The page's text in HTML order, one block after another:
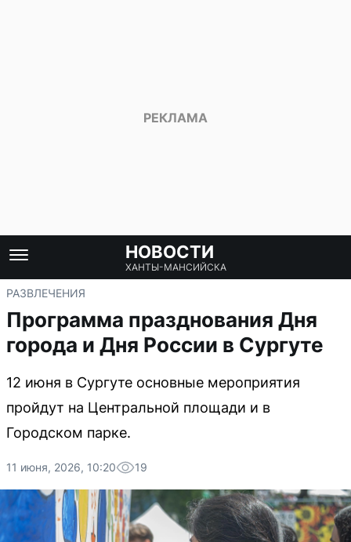
НОВОСТИ
ХАНТЫ-МАНСИЙСКА
РАЗВЛЕЧЕНИЯ
Программа празднования Дня
города и Дня России в Сургуте
12 июня в Сургуте основные мероприятия
пройдут на Центральной площади и в
Городском парке.
11 июня, 2026, 10:20 19